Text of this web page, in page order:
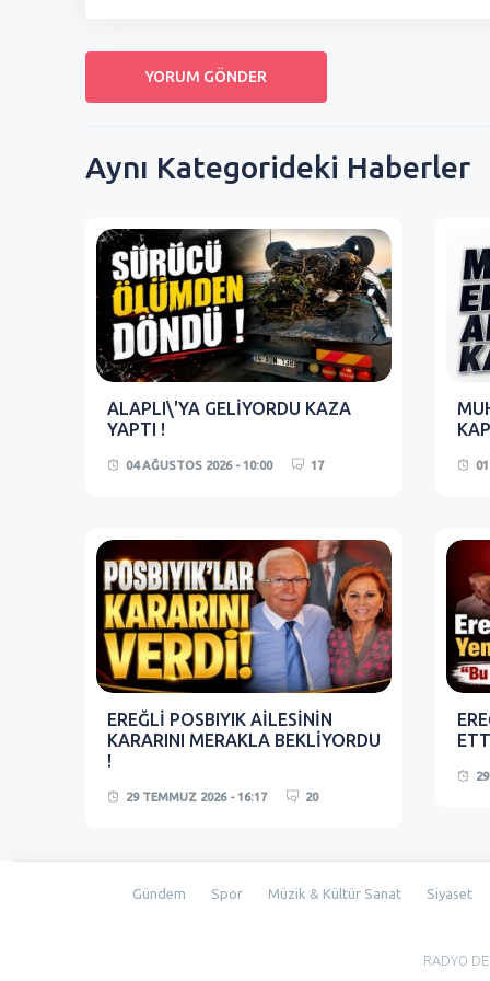
Aynı Kategorideki Haberler
ALAPLI\'YA GELİYORDU KAZA
YAPTI !
04 AĞUSTOS 2026 - 10:00 17
EREĞLİ POSBIYIK AİLESİNİN
KARARINI MERAKLA BEKLİYORDU
!
29 TEMMUZ 2026 - 16:17 20
Gündem Spor Müzik & Kültür Sanat Siyaset
RADYO